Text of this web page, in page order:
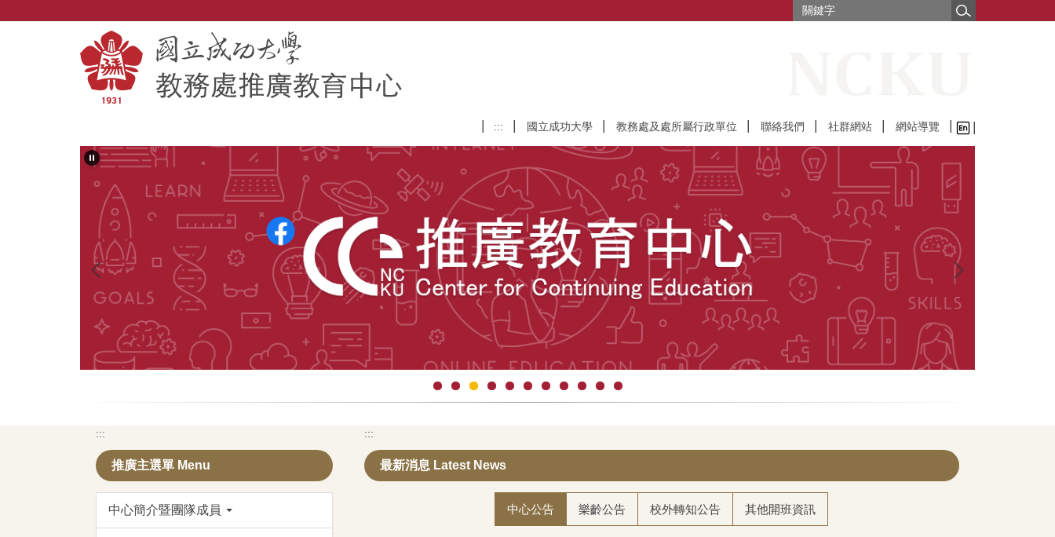
:::
國立成功大學 教務處及處所屬行政單位 聯絡我們 社群網站 網站導覽
:::
推廣主選單 Menu
中心簡介暨團隊成員
:::
最新消息 Latest News
中心公告 樂齡公告 校外轉知公告 其他開班資訊